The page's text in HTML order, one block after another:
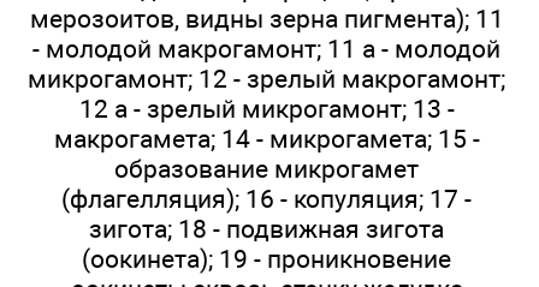
мерозоитов, видны зерна пигмента); 11
- молодой макрогамонт; 11 а - молодой
микрогамонт; 12 - зрелый макрогамонт;
12 а - зрелый микрогамонт; 13 -
макрогамета; 14 - микрогамета; 15 -
образование микрогамет
(флагелляция); 16 - копуляция; 17 -
зигота; 18 - подвижная зигота
(оокинета); 19 - проникновение